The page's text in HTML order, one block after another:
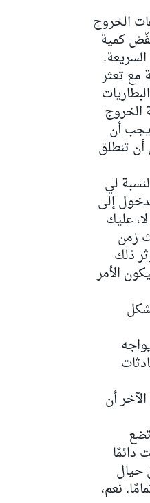
الخروج
كمية
مع تعثر
الخروج
أن
تنطلق
لي
إلى
عليك
زمن
ذلك
الأمر
أن
دائمًا
حيال
نعم،